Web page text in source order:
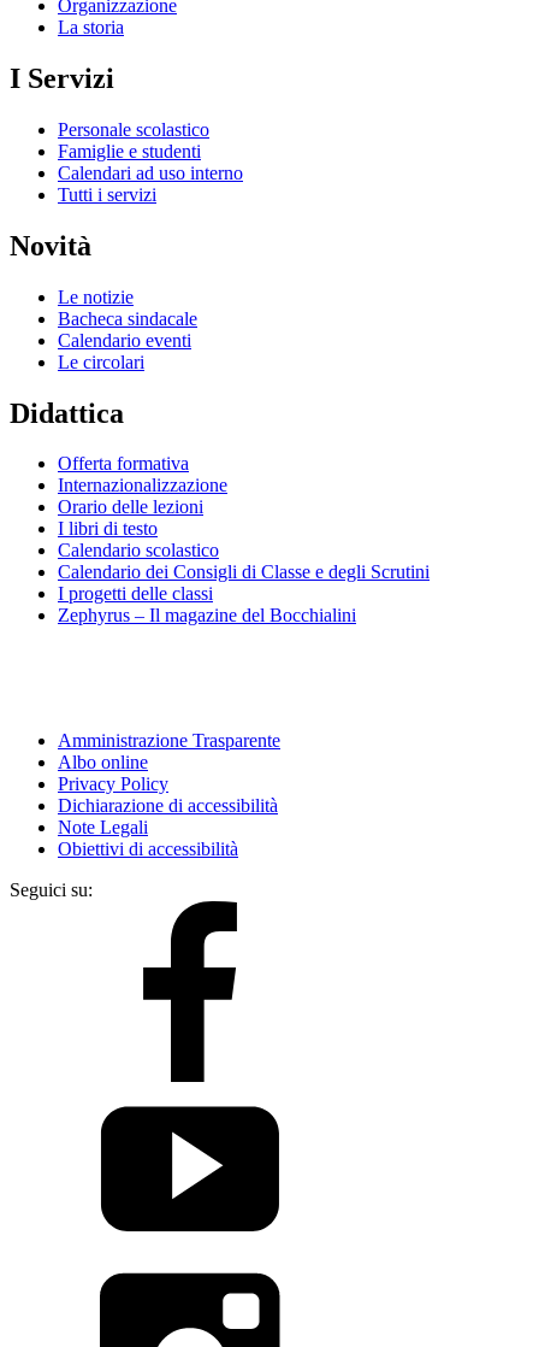
Organizzazione
La storia
I Servizi
Personale scolastico
Famiglie e studenti
Calendari ad uso interno
Tutti i servizi
Novità
Le notizie
Bacheca sindacale
Calendario eventi
Le circolari
Didattica
Offerta formativa
Internazionalizzazione
Orario delle lezioni
I libri di testo
Calendario scolastico
Calendario dei Consigli di Classe e degli Scrutini
I progetti delle classi
Zephyrus – Il magazine del Bocchialini
Amministrazione Trasparente
Albo online
Privacy Policy
Dichiarazione di accessibilità
Note Legali
Obiettivi di accessibilità
Seguici su: